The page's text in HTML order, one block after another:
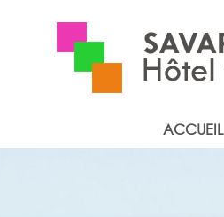
ACCUEIL